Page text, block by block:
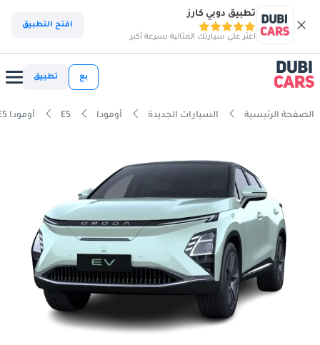
تطبيق دوبي كارز
اعثر على سيارتك المثالية بسرعة أكبر
افتح التطبيق
بع تطبيق
الصفحة الرئيسية السيارات الجديدة أومودا E5 أومودا E5 راحة